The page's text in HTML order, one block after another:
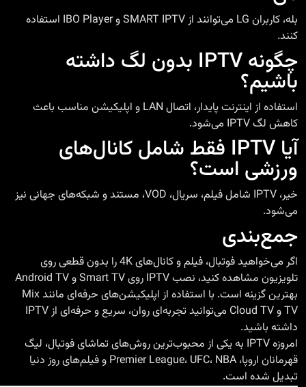
بله، کاربران LG می‌توانند از SMART IPTV و IBO Player استفاده
کنند.
چگونه IPTV بدون لگ داشته
باشیم؟
استفاده از اینترنت پایدار، اتصال LAN و اپلیکیشن مناسب باعث
کاهش لگ IPTV می‌شود.
آیا IPTV فقط شامل کانال‌های
ورزشی است؟
خیر، IPTV شامل فیلم، سریال، VOD، مستند و شبکه‌های جهانی نیز
می‌شود.
جمع‌بندی
اگر می‌خواهید فوتبال، فیلم و کانال‌های 4K را بدون قطعی روی
تلویزیون مشاهده کنید، نصب IPTV روی Smart TV و Android TV
بهترین گزینه است. با استفاده از اپلیکیشن‌های حرفه‌ای مانند Mix
TV و Cloud TV می‌توانید تجربه‌ای روان، سریع و حرفه‌ای از IPTV
داشته باشید.
امروزه IPTV به یکی از محبوب‌ترین روش‌های تماشای فوتبال، لیگ
قهرمانان اروپا، Premier League، UFC، NBA و فیلم‌های روز دنیا
تبدیل شده است.